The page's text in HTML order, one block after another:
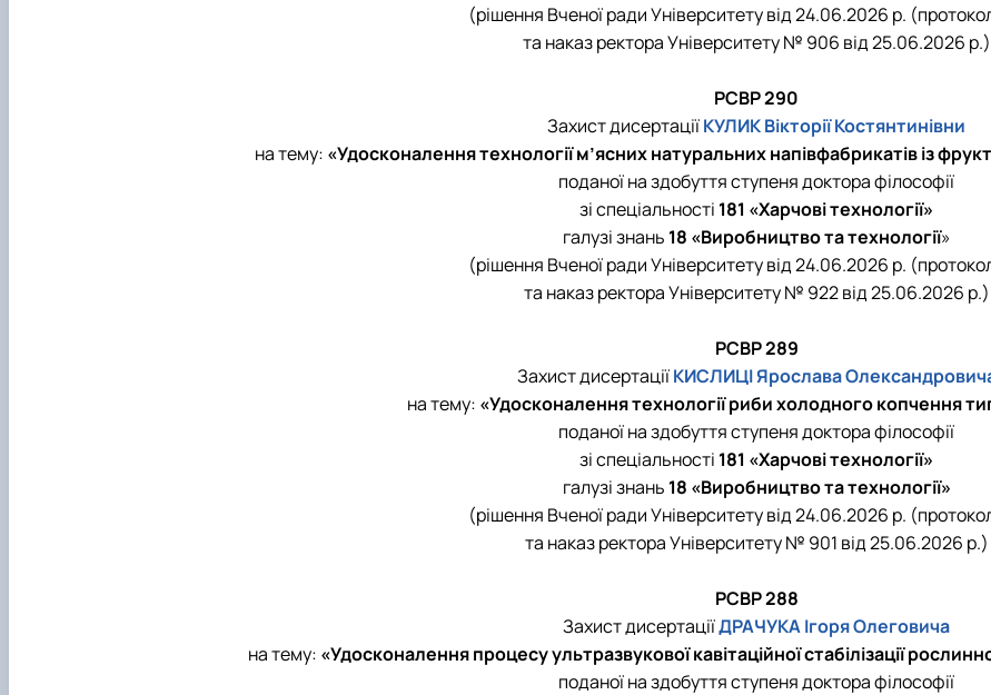
(рішення Вченої ради Університету від 24.06.2026 р.
та наказ ректора Університету № 906 від 25.06.2026 р.)
РСВР 290
Захист дисертаціїКУЛИК Вікторії Костянтинівни
на тему: «Удосконалення технології м’ясних натуральних напівфабрикатів із
поданої на здобуття ступеня доктора філософії
зі спеціальності 181 «Харчові технології»
галузі знань 18 «Виробництво та технології»
(рішення Вченої ради Університету від 24.06.2026 р.
та наказ ректора Університету № 922 від 25.06.2026 р.)
РСВР 289
Захист дисертаціїКИСЛИЦІ Ярослава
на тему: «Удосконалення технології риби холодного копчення
поданої на здобуття ступеня доктора філософії
зі спеціальності 181 «Харчові технології»
галузі знань 18 «Виробництво та технології»
(рішення Вченої ради Університету від 24.06.2026 р.
та наказ ректора Університету № 901 від 25.06.2026 р.)
РСВР 288
Захист дисертаціїДРАЧУКА Ігоря Олеговича
на тему: «Удосконалення процесу ультразвукової кавітаційної стабілізації
поданої на здобуття ступеня доктора філософії